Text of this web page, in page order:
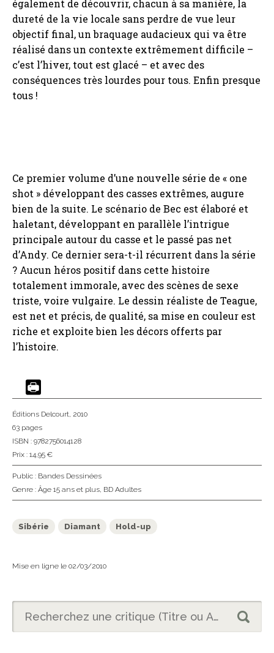
également de découvrir, chacun à sa manière, la
dureté de la vie locale sans perdre de vue leur
objectif final, un braquage audacieux qui va être
réalisé dans un contexte extrêmement difficile –
c’est l’hiver, tout est glacé – et avec des
conséquences très lourdes pour tous. Enfin presque
tous !
Ce premier volume d’une nouvelle série de « one
shot » développant des casses extrêmes, augure
bien de la suite. Le scénario de Bec est élaboré et
haletant, développant en parallèle l’intrigue
principale autour du casse et le passé pas net
d’Andy. Ce dernier sera-t-il récurrent dans la série
? Aucun héros positif dans cette histoire
totalement immorale, avec des scènes de sexe
triste, voire vulgaire. Le dessin réaliste de Teague,
est net et précis, de qualité, sa mise en couleur est
riche et exploite bien les décors offerts par
l’histoire.
Éditions Delcourt, 2010
63 pages
ISBN : 9782756014128
Prix : 14,95 €
Public : Bandes Dessinées
Genre : Âge 15 ans et plus, BD Adultes
Sibérie Diamant Hold-up
Mise en ligne le 02/03/2010